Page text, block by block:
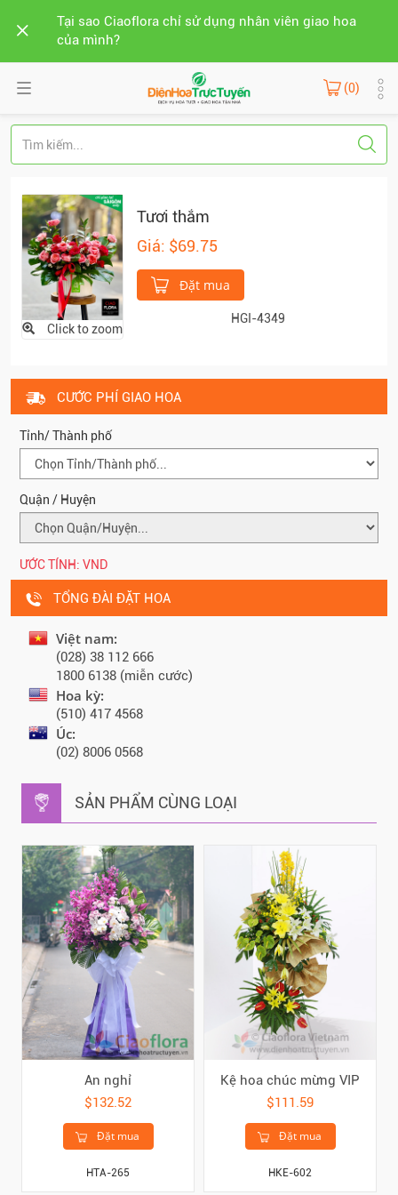
Tại sao Ciaoflora chỉ sử dụng nhân viên giao hoa
của mình?
(0)
Click to zoom
Tươi thắm
Giá: $69.75
Đặt mua
HGI-4349
CƯỚC PHÍ GIAO HOA
Tỉnh/ Thành phố
Quận / Huyện
ƯỚC TÍNH: VND
TỔNG ĐÀI ĐẶT HOA
Việt nam:
(028) 38 112 666
1800 6138 (miễn cước)
Hoa kỳ:
(510) 417 4568
Úc:
(02) 8006 0568
SẢN PHẨM CÙNG LOẠI
An nghỉ
$132.52
Đặt mua
HTA-265
Kệ hoa chúc mừng VIP
$111.59
Đặt mua
HKE-602